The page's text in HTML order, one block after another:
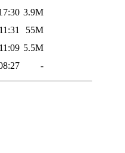
3.9M
55M
5.5M
-